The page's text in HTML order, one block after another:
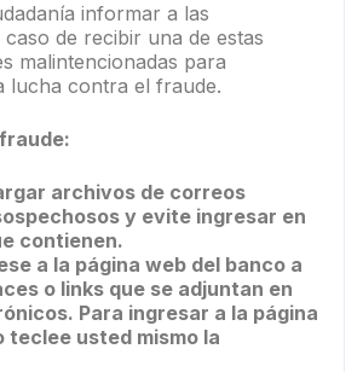
informar a las
de recibir una de estas
malintencionadas para
lucha contra el fraude.
archivos de correos
y evite ingresar en
contienen.
a la página web del banco a
o links que se adjuntan en
Para ingresar a la página
teclee usted mismo la